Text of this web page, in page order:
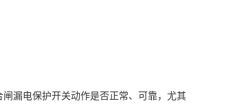
漏电保护开关动作是否正常、可靠，尤其